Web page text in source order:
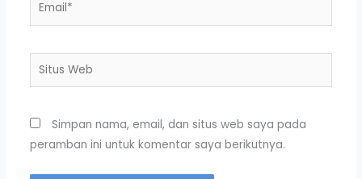
Situs
Simpan nama, email, dan situs web saya pada
peramban ini untuk komentar saya berikutnya.